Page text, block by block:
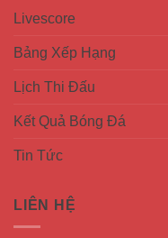
Livescore
Bảng Xếp Hạng
Lịch Thi Đấu
Kết Quả Bóng Đá
Tin Tức
LIÊN HỆ